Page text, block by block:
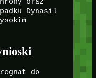
oraz
Dynasil
do